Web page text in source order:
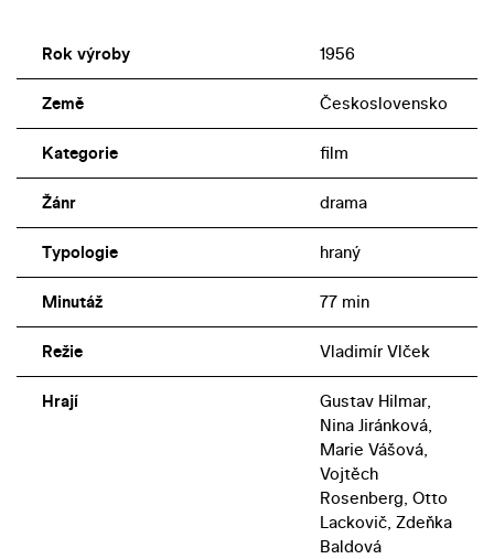
Rok výroby 1956
Země Československo
Kategorie film
Žánr drama
Typologie hraný
Minutáž 77 min
Režie Vladimír Vlček
Hrají
Gustav Hilmar,
Nina Jiránková,
Marie Vášová,
Vojtěch
Rosenberg, Otto
Lackovič, Zdeňka
Baldová